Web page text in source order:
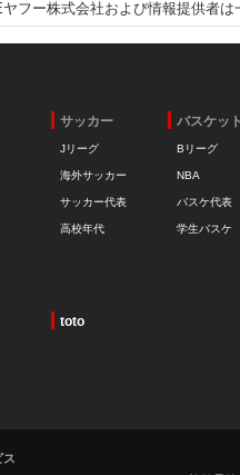
フー株式会社および情報提供者は
サッカー
Jリーグ
海外サッカー
サッカー代表
高校年代
バスケット
Bリーグ
NBA
バスケ代表
学生バスケ
toto
ス